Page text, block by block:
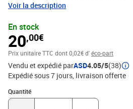
de France par notre entrepot Lyonnais
Voir la description
En stock
20,00€
Prix unitaire TTC dont 0,02€ d'éco-part
Vendu et expédié parASD4.05/5(38)
Expédié sous 7 jours livraison offerte
Quantité
Quantité : 1